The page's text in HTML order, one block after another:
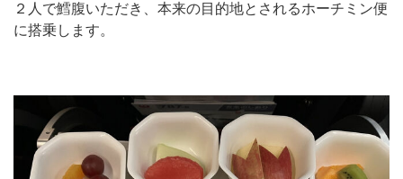
２人で鱈腹いただき、本来の目的地とされるホーチミン便
に搭乗します。